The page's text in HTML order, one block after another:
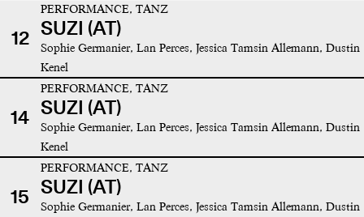
12
PERFORMANCE, TANZ
SUZI (AT)
Sophie Germanier, Lan Perces, Jessica Tamsin Allemann, Dustin
Kenel
14
PERFORMANCE, TANZ
SUZI (AT)
Sophie Germanier, Lan Perces, Jessica Tamsin Allemann, Dustin
Kenel
15
PERFORMANCE, TANZ
SUZI (AT)
Sophie Germanier, Lan Perces, Jessica Tamsin Allemann, Dustin